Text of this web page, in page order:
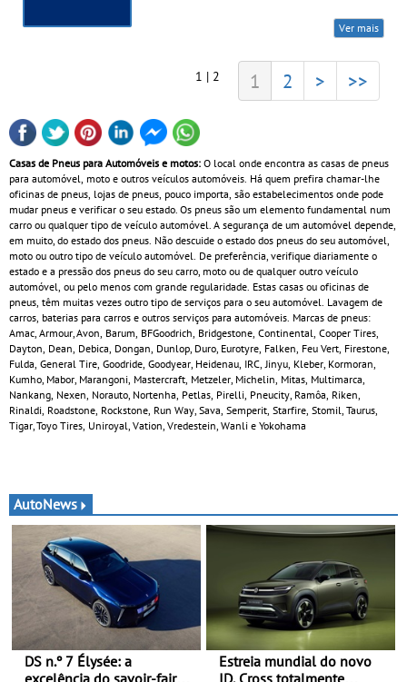
Ver mais
1 | 2 1 2 > >>
Casas de Pneus para Automóveis e motos: O local onde encontra as casas de pneus
para automóvel, moto e outros veículos automóveis. Há quem prefira chamar-lhe
oficinas de pneus, lojas de pneus, pouco importa, são estabelecimentos onde pode
mudar pneus e verificar o seu estado. Os pneus são um elemento fundamental num
carro ou qualquer tipo de veículo automóvel. A segurança de um automóvel depende,
em muito, do estado dos pneus. Não descuide o estado dos pneus do seu automóvel,
moto ou outro tipo de veículo automóvel. De preferência, verifique diariamente o
estado e a pressão dos pneus do seu carro, moto ou de qualquer outro veículo
automóvel, ou pelo menos com grande regularidade. Estas casas ou oficinas de
pneus, têm muitas vezes outro tipo de serviços para o seu automóvel. Lavagem de
carros, baterias para carros e outros serviços para automóveis. Marcas de pneus:
Amac, Armour, Avon, Barum, BFGoodrich, Bridgestone, Continental, Cooper Tires,
Dayton, Dean, Debica, Dongan, Dunlop, Duro, Eurotyre, Falken, Feu Vert, Firestone,
Fulda, General Tire, Goodride, Goodyear, Heidenau, IRC, Jinyu, Kleber, Kormoran,
Kumho, Mabor, Marangoni, Mastercraft, Metzeler, Michelin, Mitas, Multimarca,
Nankang, Nexen, Norauto, Nortenha, Petlas, Pirelli, Pneucity, Ramôa, Riken,
Rinaldi, Roadstone, Rockstone, Run Way, Sava, Semperit, Starfire, Stomil, Taurus,
Tigar, Toyo Tires, Uniroyal, Vation, Vredestein, Wanli e Yokohama
AutoNews
DS n.º 7 Élysée: a
Estreia mundial do novo